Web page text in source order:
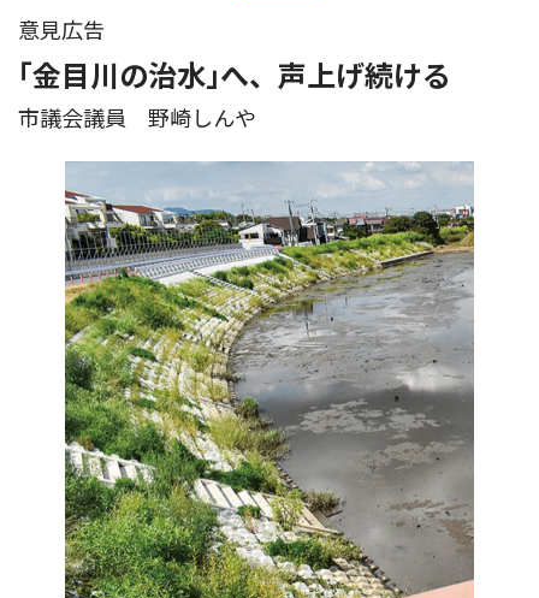
意見広告
｢金目川の治水｣へ、声上げ続ける
市議会議員 野崎しんや